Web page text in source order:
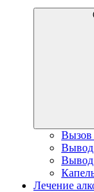
Вызов
Вывод
Вывод
Лечение